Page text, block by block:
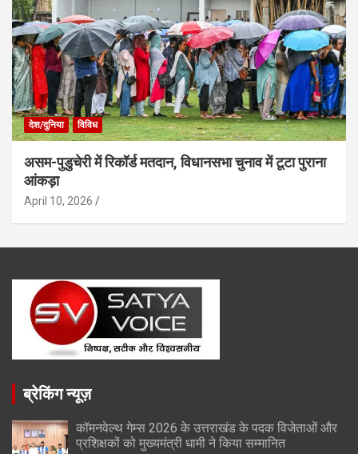
देश/दुनिया विविध
असम-पुडुचेरी में रिकॉर्ड मतदान, विधानसभा चुनाव में टूटा पुराना
आंकड़ा
April 10, 2026
ब्रेकिंग न्यूज़
कॉमनवेल्थ गेम्स 2026 के उत्तराखंड के पदक विजेताओं और
प्रशिक्षकों को मुख्यमंत्री धामी ने किया सम्मानित